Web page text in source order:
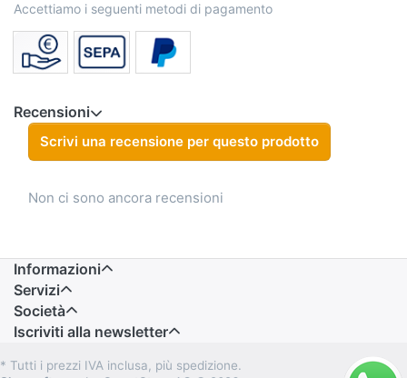
Accettiamo i seguenti metodi di pagamento
Recensioni
Scrivi una recensione per questo prodotto
Non ci sono ancora recensioni
Informazioni
Servizi
Società
Iscriviti alla newsletter
* Tutti i prezzi IVA inclusa, più spedizione.